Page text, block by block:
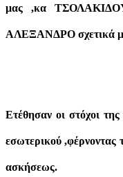
μας ,κα
ΑΛΕΞΑΝΔΡΟ σχετικά
Ετέθησαν οι στόχοι
εσωτερικού ,φέρνοντας
ασκήσεως.